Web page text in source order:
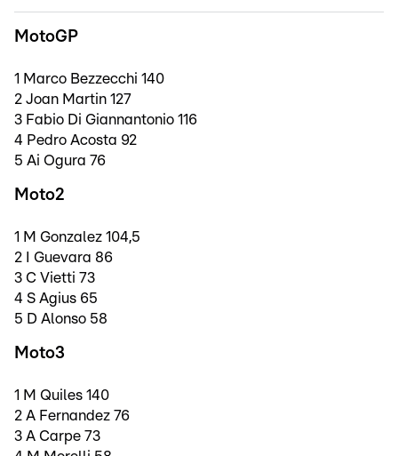
MotoGP
1 Marco Bezzecchi 140
2 Joan Martin 127
3 Fabio Di Giannantonio 116
4 Pedro Acosta 92
5 Ai Ogura 76
Moto2
1 M Gonzalez 104,5
2 I Guevara 86
3 C Vietti 73
4 S Agius 65
5 D Alonso 58
Moto3
1 M Quiles 140
2 A Fernandez 76
3 A Carpe 73